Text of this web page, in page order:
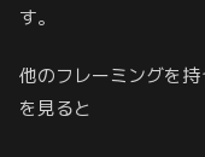
す。
他のフレーミングを
を見ると